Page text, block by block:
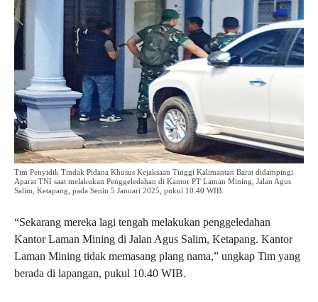
Tim Penyidik Tindak Pidana Khusus Kejaksaan Tinggi Kalimantan Barat didampingi
Aparat TNI saat melakukan Penggeledahan di Kantor PT Laman Mining, Jalan Agus
Salim, Ketapang, pada Senin 5 Januari 2025, pukul 10.40 WIB.
“Sekarang mereka lagi tengah melakukan penggeledahan
Kantor Laman Mining di Jalan Agus Salim, Ketapang. Kantor
Laman Mining tidak memasang plang nama,” ungkap Tim yang
berada di lapangan, pukul 10.40 WIB.